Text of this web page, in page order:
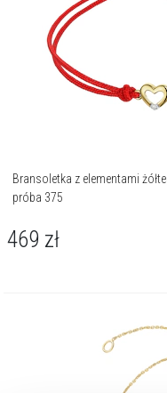
Bransoletka z elementami
próba 375
469 zł